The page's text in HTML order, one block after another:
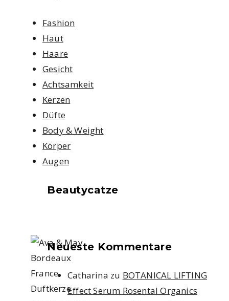
Fashion
Haut
Haare
Gesicht
Achtsamkeit
Kerzen
Düfte
Body & Weight
Körper
Augen
Beautycatze
Neueste Kommentare
Catharina zu BOTANICAL LIFTING
Effect Serum Rosental Organics